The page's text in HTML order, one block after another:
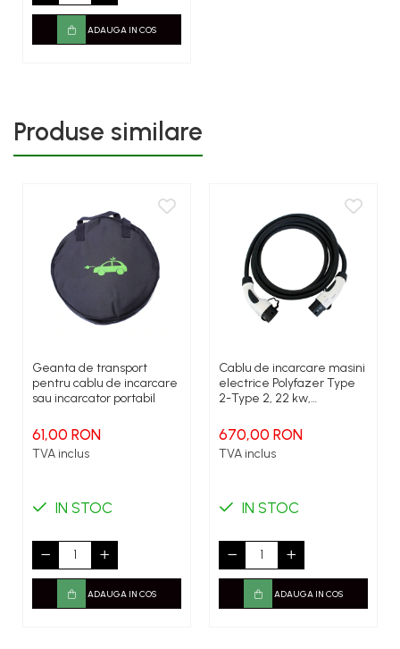
ADAUGA IN COS
Produse similare
Geanta de transport
pentru cablu de incarcare
sau incarcator portabil
61,00 RON
TVA inclus
IN STOC
ADAUGA IN COS
Cablu de incarcare masini
electrice Polyfazer Type
2-Type 2, 22 kw,
670,00 RON
TVA inclus
IN STOC
ADAUGA IN COS